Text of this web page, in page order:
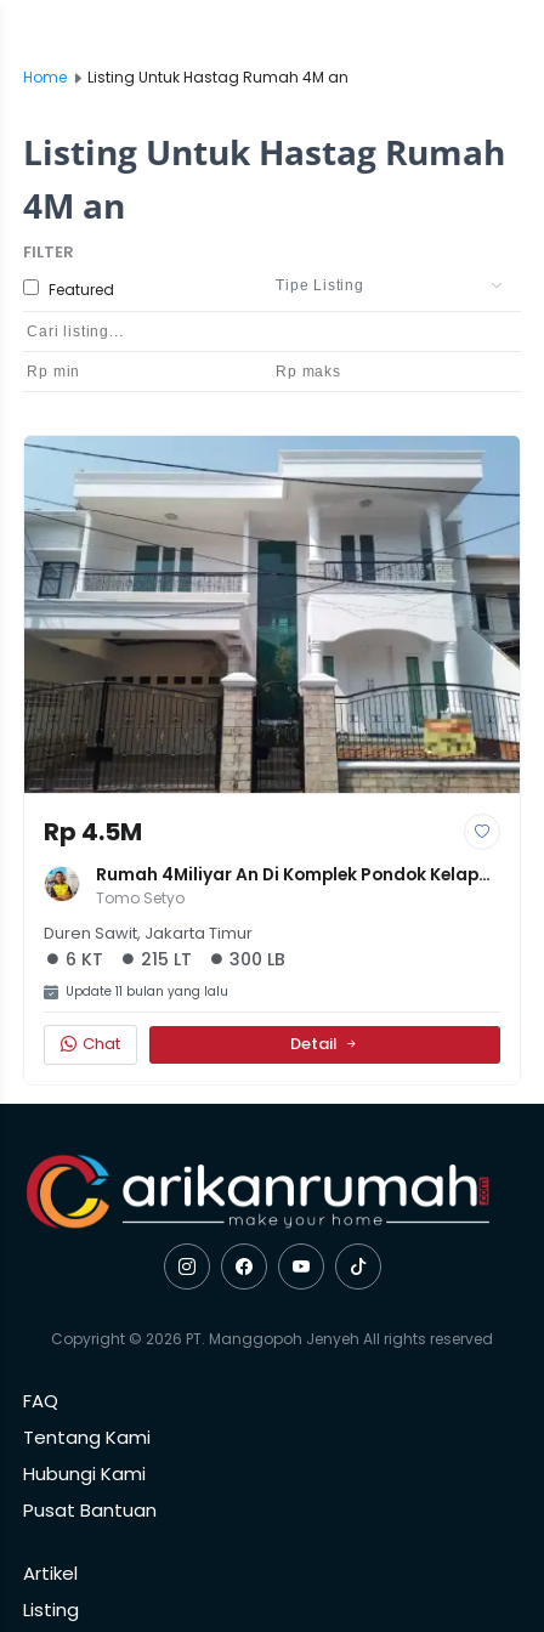
Home Listing Untuk Hastag Rumah 4M an
Listing Untuk Hastag Rumah
4M an
FILTER
Featured
Rp 4.5M
Rumah 4Miliyar An Di Komplek Pondok Kelapa
Sertifikat SHM
Tomo Setyo
Duren Sawit, Jakarta Timur
6 KT 215 LT 300 LB
Update 11 bulan yang lalu
Chat Detail
Copyright © 2026 PT. Manggopoh Jenyeh All rights reserved
FAQ
Tentang Kami
Hubungi Kami
Pusat Bantuan
Artikel
Listing